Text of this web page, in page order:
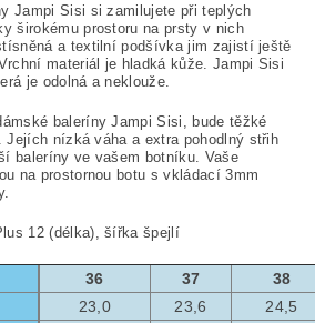
Jampi Sisi si zamilujete při teplých
širokému prostoru na prsty v nich
a textilní podšívka jim zajistí ještě
materiál je hladká kůže. Jampi Sisi
je odolná a neklouže.
baleríny Jampi Sisi, bude těžké
Jejích nízká váha a extra pohodlný střih
baleríny ve vašem botníku. Vaše
na prostornou botu s vkládací 3mm
12 (délka), šířka špejlí
36 37
38
23,0 23,6
24,5